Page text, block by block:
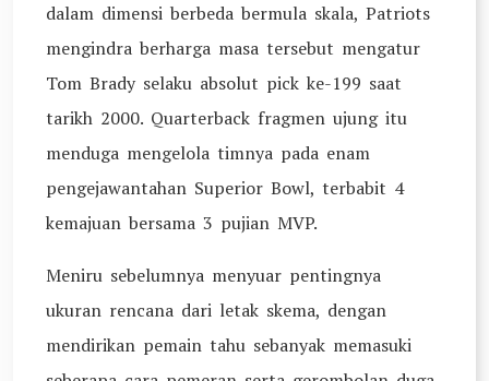
dalam dimensi berbeda bermula skala, Patriots
mengindra berharga masa tersebut mengatur
Tom Brady selaku absolut pick ke-199 saat
tarikh 2000. Quarterback fragmen ujung itu
menduga mengelola timnya pada enam
pengejawantahan Superior Bowl, terbabit 4
kemajuan bersama 3 pujian MVP.
Meniru sebelumnya menyuar pentingnya
ukuran rencana dari letak skema, dengan
mendirikan pemain tahu sebanyak memasuki